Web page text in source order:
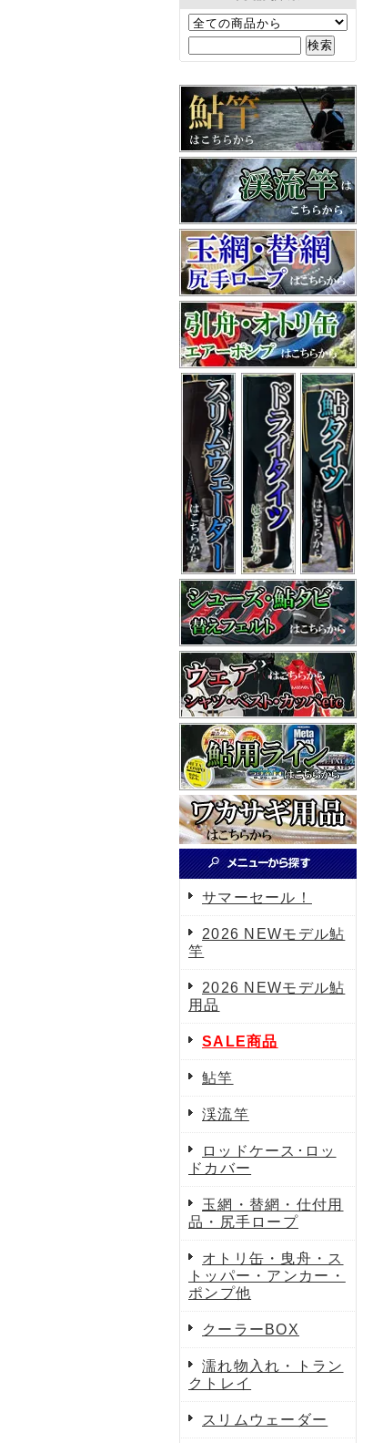
サマーセール！
2026 NEWモデル鮎
竿
2026 NEWモデル鮎
用品
SALE商品
鮎竿
渓流竿
ロッドケース･ロッ
ドカバー
玉網・替網・仕付用
品・尻手ロープ
オトリ缶・曳舟・ス
トッパー・アンカー・
ポンプ他
クーラーBOX
濡れ物入れ・トラン
クトレイ
スリムウェーダー